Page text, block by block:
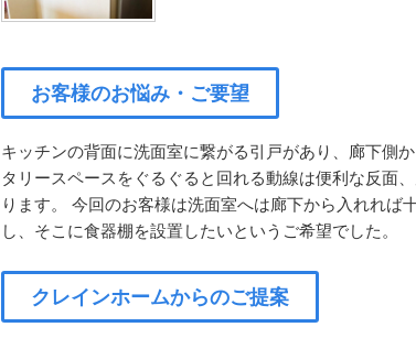
お客様のお悩み・ご要望
キッチンの背面に洗面室に繋がる引戸があり、廊下側
タリースペースをぐるぐると回れる動線は便利な反面
ります。 今回のお客様は洗面室へは廊下から入れれば
し、そこに食器棚を設置したいというご希望でした。
クレインホームからのご提案